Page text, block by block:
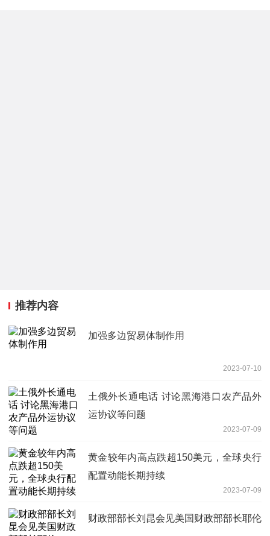
推荐内容
加强多边贸易体制作用
2023-07-10
土俄外长通电话 讨论黑海港口农产品外
运协议等问题
2023-07-09
黄金较年内高点跌超150美元，全球央行
配置动能长期持续
2023-07-09
财政部部长刘昆会见美国财政部部长耶伦